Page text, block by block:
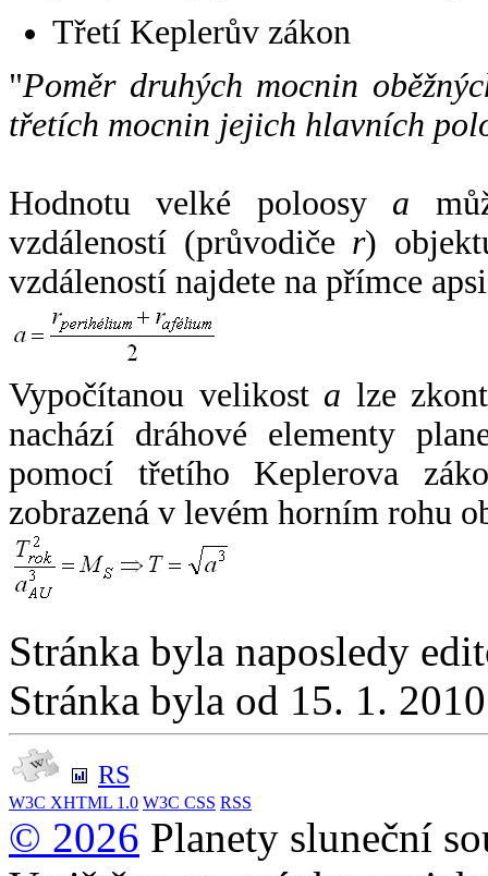
Třetí Keplerův zákon
"Poměr druhých mocnin
třetích mocnin jejich hlavních
Hodnotu velké poloosy a
vzdáleností (průvodiče r)
vzdáleností najdete na přímce
Vypočítanou velikost a lze
nachází dráhové elementy
pomocí třetího Keplerova
zobrazená v levém horním rohu
Stránka byla naposledy
Stránka byla od 15. 1.
RS
W3C XHTML 1.0 W3C CSS RSS
© 2026 Planety sluneční